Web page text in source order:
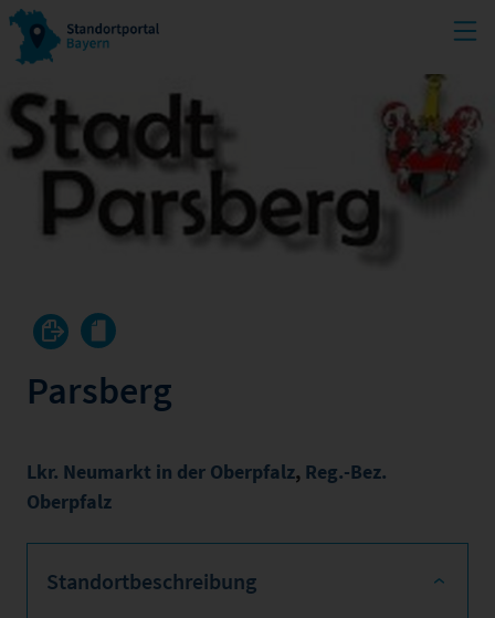
Parsberg
Lkr. Neumarkt in der Oberpfalz, Reg.-Bez.
Oberpfalz
Standortbeschreibung